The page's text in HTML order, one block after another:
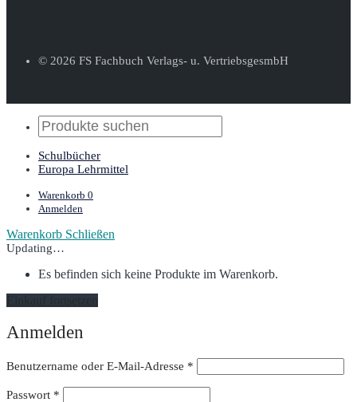
© 2026 FS Fachbuch Verlags- u. VertriebsgesmbH
Schulbücher
Europa Lehrmittel
Warenkorb 0
Anmelden
Warenkorb Schließen
Updating…
Es befinden sich keine Produkte im Warenkorb.
Einkauf fortsetzen
Anmelden
Benutzername oder E-Mail-Adresse *
Passwort *